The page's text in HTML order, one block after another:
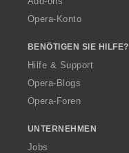
Opera-Konto
BENÖTIGEN SIE HILFE?
Hilfe & Support
Opera-Blogs
Opera-Foren
UNTERNEHMEN
Jobs